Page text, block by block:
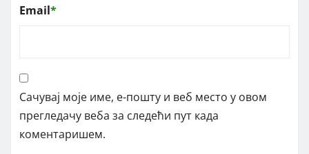
Email*
Сачувај моје име, е-пошту и веб место у овом
прегледачу веба за следећи пут када
коментаришем.